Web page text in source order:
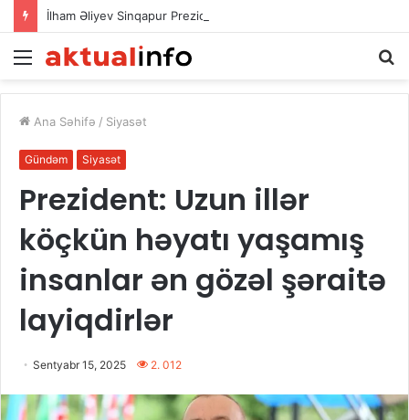
İlham Əliyev Sinqapur Prezidentini təbrik etdi
Menu
Ana Səhifə / Siyasət
Gündəm Siyasət
Prezident: Uzun illər
köçkün həyatı yaşamış
insanlar ən gözəl şəraitə
layiqdirlər
Sentyabr 15, 2025 2. 012